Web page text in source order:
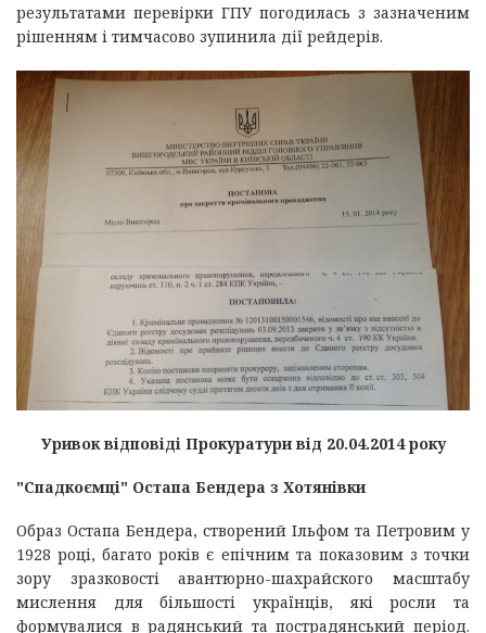
результатами перевірки ГПУ погодилась з зазначеним
рішенням і тимчасово зупинила дії рейдерів.
Уривок відповіді Прокуратури від 20.04.2014 року
"Спадкоємці" Остапа Бендера з Хотянівки
Образ Остапа Бендера, створений Ільфом та Петровим у
1928 році, багато років є епічним та показовим з точки
зору зразковості авантюрно-шахрайского масштабу
мислення для більшості українців, які росли та
формувалися в радянський та пострадянський період.